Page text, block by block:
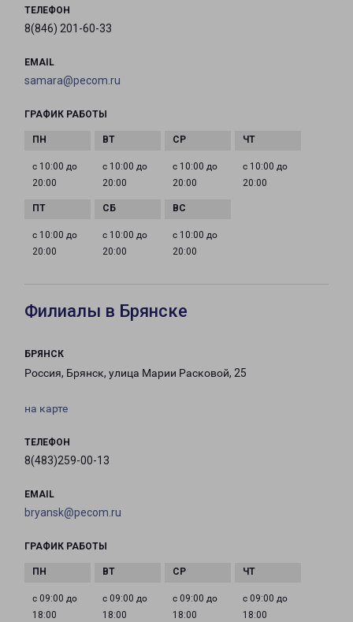
ТЕЛЕФОН
8(846) 201-60-33
EMAIL
samara@pecom.ru
ГРАФИК РАБОТЫ
с 10:00 до
20:00
с 10:00 до
20:00
с 10:00 до
20:00
с 10:00 до
20:00
с 10:00 до
20:00
с 10:00 до
20:00
с 10:00 до
20:00
Филиалы в Брянске
БРЯНСК
Россия, Брянск, улица Марии Расковой, 25
на карте
ТЕЛЕФОН
8(483)259-00-13
EMAIL
bryansk@pecom.ru
ГРАФИК РАБОТЫ
с 09:00 до
18:00
с 09:00 до
18:00
с 09:00 до
18:00
с 09:00 до
18:00